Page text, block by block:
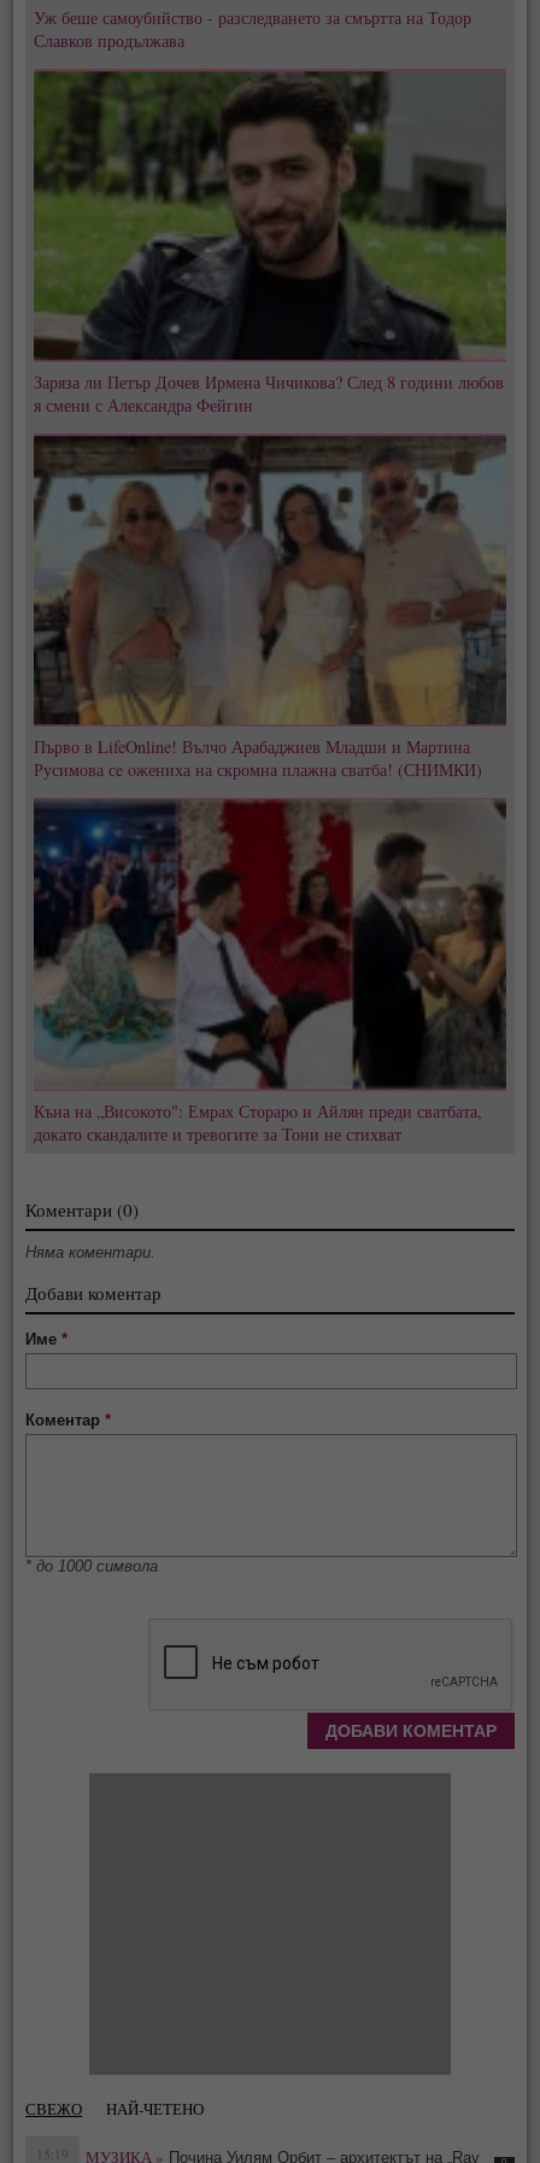
Уж беше самоубийство - разследването за смъртта на Тодор
Славков продължава
Заряза ли Петър Дочев Ирмена Чичикова? След 8 години любов
я смени с Александра Фейгин
Първо в LifeOnline! Вълчо Арабаджиев Младши и Мартина
Русимова сe oжениха на скромна плажна сватба! (СНИМКИ)
Къна на „Високото": Емрах Стораро и Айлян преди сватбата,
докато скандалите и тревогите за Тони не стихват
Коментари (0)
Няма коментари.
Добави коментар
Име*
Коментар*
* до 1000 символа
СВЕЖО НАЙ-ЧЕТЕНО
15:19 МУЗИКА » Почина Уилям Орбит – архитектът на „Ray